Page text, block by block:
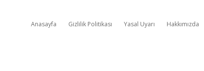
Anasayfa Gizlilik Politikası Yasal Uyarı Hakkımızda